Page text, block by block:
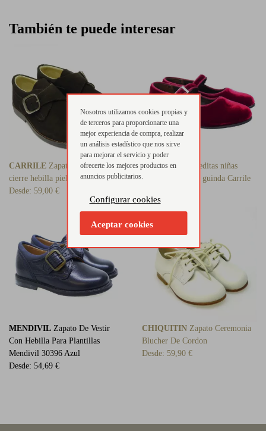
También te puede interesar
CARRILE Zapato vestir niño
cierre hebilla piel marrón
Desde: 59,00 €
CARRILE
Merceditas niñas
hebilla terciopelo guinda Carrile
MENDIVIL Zapato De Vestir
Con Hebilla Para Plantillas
Mendivil 30396 Azul
Desde: 54,69 €
CHIQUITIN Zapato Ceremonia
Blucher De Cordon
Desde: 59,90 €
Nosotros utilizamos cookies propias y
de terceros para proporcionarte una
mejor experiencia de compra, realizar
un análisis estadístico que nos sirve
para mejorar el servicio y poder
ofrecerte los mejores productos en
anuncios publicitarios.
Configurar cookies
Aceptar cookies